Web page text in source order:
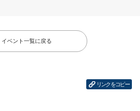
イベント一覧に戻る
リンクをコピー